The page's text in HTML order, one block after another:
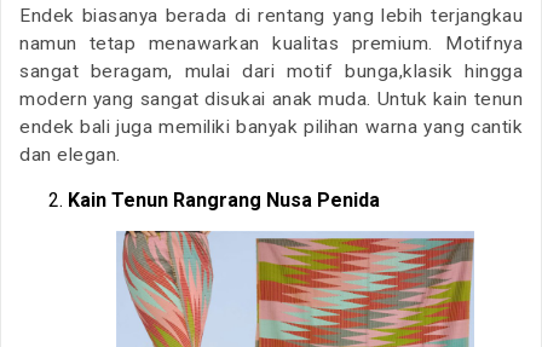
Endek biasanya berada di rentang yang lebih terjangkau
namun tetap menawarkan kualitas premium. Motifnya
sangat beragam, mulai dari motif bunga,klasik hingga
modern yang sangat disukai anak muda. Untuk kain tenun
endek bali juga memiliki banyak pilihan warna yang cantik
dan elegan.
Kain Tenun Rangrang Nusa Penida